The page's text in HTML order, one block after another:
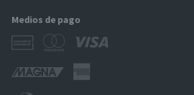
Medios de pago